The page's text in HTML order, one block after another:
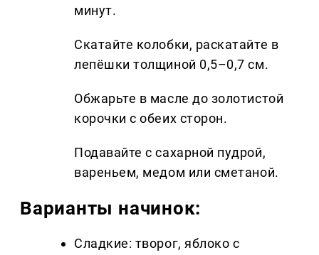
минут.
Скатайте колобки, раскатайте в
лепёшки толщиной 0,5–0,7 см.
Обжарьте в масле до золотистой
корочки с обеих сторон.
Подавайте с сахарной пудрой,
вареньем, медом или сметаной.
Варианты начинок:
Сладкие: творог, яблоко с